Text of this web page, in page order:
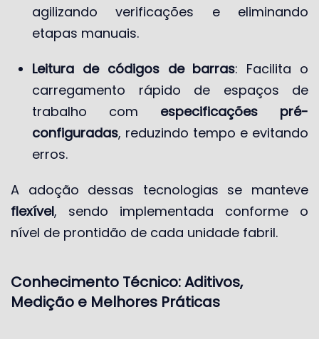
agilizando verificações e eliminando
etapas manuais.
Leitura de códigos de barras: Facilita o
carregamento rápido de espaços de
trabalho com especificações pré-
configuradas, reduzindo tempo e evitando
erros.
A adoção dessas tecnologias se manteve
flexível, sendo implementada conforme o
nível de prontidão de cada unidade fabril.
Conhecimento Técnico: Aditivos,
Medição e Melhores Práticas